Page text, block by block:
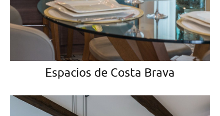
Espacios de Costa Brava